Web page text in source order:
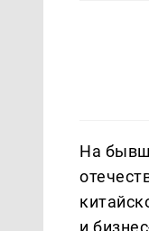
На
и